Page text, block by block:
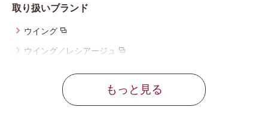
ニュース＆トピックス
取り扱いブランド
ウイング
ウイング／レシアージュ
ウイング／ティーン もっと見る